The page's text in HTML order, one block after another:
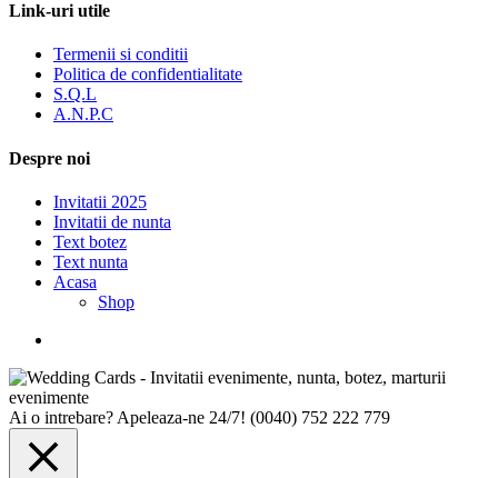
Link-uri utile
Termenii si conditii
Politica de confidentialitate
S.Q.L
A.N.P.C
Despre noi
Invitatii 2025
Invitatii de nunta
Text botez
Text nunta
Acasa
Shop
Ai o intrebare? Apeleaza-ne 24/7! (0040) 752 222 779